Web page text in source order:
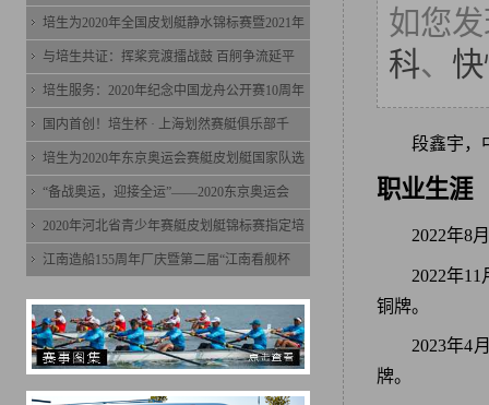
如您
科、
段鑫宇，
职业生涯
2022年8
2022年
铜牌。
2023年4
牌。
培生为2020年全国皮划艇静水锦标赛暨2021年
与培生共证：挥桨竞渡擂战鼓 百舸争流延平
培生服务：2020年纪念中国龙舟公开赛10周年
国内首创！培生杯 · 上海划然赛艇俱乐部千
培生为2020年东京奥运会赛艇皮划艇国家队选
“备战奥运，迎接全运”——2020东京奥运会
2020年河北省青少年赛艇皮划艇锦标赛指定培
江南造船155周年厂庆暨第二届“江南看舰杯